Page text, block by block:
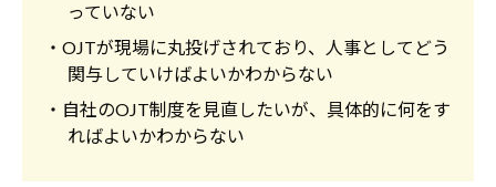
っていない
・OJTが現場に丸投げされており、人事としてどう
関与していけばよいかわからない
・自社のOJT制度を見直したいが、具体的に何をす
ればよいかわからない